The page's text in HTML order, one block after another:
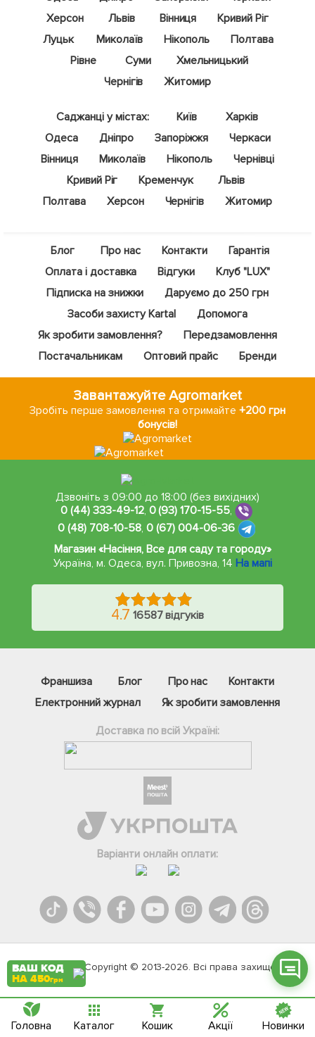
Херсон
Львів Вінниця
Кривий Ріг
Луцьк
Миколаїв Нікополь
Полтава
Рівне
Суми
Хмельницький
Чернігів
Житомир
Саджанці у містах: Київ
Харків
Одеса
Дніпро Запоріжжя
Черкаси
Вінниця
Миколаїв Нікополь
Чернівці
Кривий Ріг
Кременчук
Львів
Полтава
Херсон Чернігів Житомир
Блог Про нас Контакти
Гарантія
Оплата і доставка
Відгуки
Клуб "LUX"
Підписка на знижки
Даруємо до 250 грн
Засоби захисту Kartal
Допомога
Як зробити замовлення?
Передзамовлення
Постачальникам
Оптовий прайс Бренди
Завантажуйте Agromarket
Зробіть перше замовлення та отримайте+200 грн
бонусів!
Дзвоніть з 09:00 до 18:00 (без вихідних)
0 (44) 333-49-12, 0 (93) 170-15-55,
0 (48) 708-10-58, 0 (67) 004-06-36
Магазин «Насіння, Все для саду та городу»
Україна, м. Одеса,вул. Привозна, 14 На мапі
4.7 16587 відгуків
Франшиза Блог Про нас
Контакти
Електронний журнал
Як зробити замовлення
Доставка по всій Україні:
Варіанти онлайн оплати:
Agromarket.Copyright © 2013-2026. Всі права захищені
Телеграм
Вайбер
Онлайн чат
ВАШ КОД
НА 450грн
Головна Каталог Кошик Акції Новинки